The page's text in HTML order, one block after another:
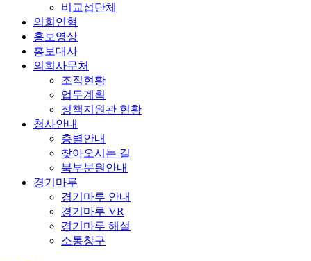
비교섭단체
의회연혁
홍보영상
홍보대사
의회사무처
조직현황
업무계획
정책지원관 현황
청사안내
층별안내
찾아오시는 길
북부분원안내
경기마루
경기마루 안내
경기마루 VR
경기마루 해설
소통창구